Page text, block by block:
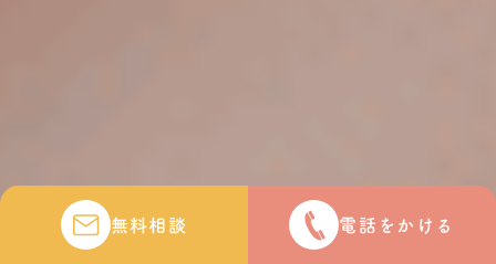
無料相談 電話をかける